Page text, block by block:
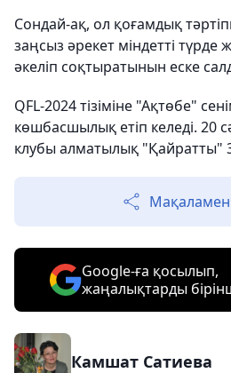
Сондай-ақ, ол қоғамдық
заңсыз әрекет міндетті түрде
әкеліп соқтыратынын еске
QFL-2024 тізіміне "Ақтөбе"
көшбасшылық етіп келеді. 20
клубы алматылық "Қайратты"
Мақаламен
Google-ға қосылып,
жаңалықтарды
Камшат Сатиева